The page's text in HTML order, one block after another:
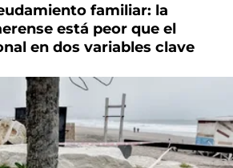
familiar: la
está peor que el
en dos variables clave